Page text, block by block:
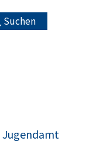
Suchen
Jugendamt